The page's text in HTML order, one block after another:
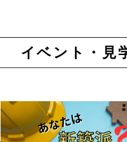
イベント・見